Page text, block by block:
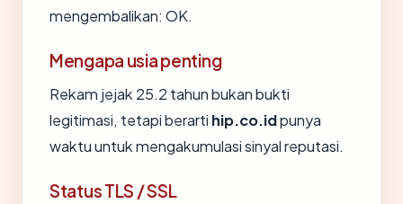
mengembalikan: OK.
Mengapa usia penting
Rekam jejak 25.2 tahun bukan bukti
legitimasi, tetapi berarti hip.co.idpunya
waktu untuk mengakumulasi sinyal reputasi.
Status TLS / SSL